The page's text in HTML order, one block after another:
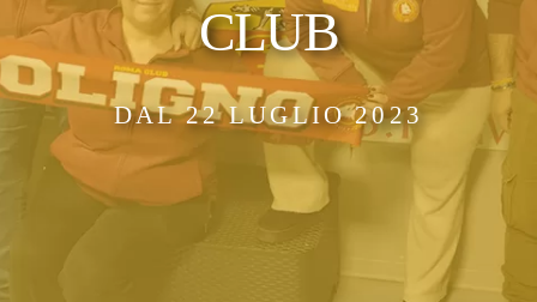
CLUB
DAL 22 LUGLIO 2023